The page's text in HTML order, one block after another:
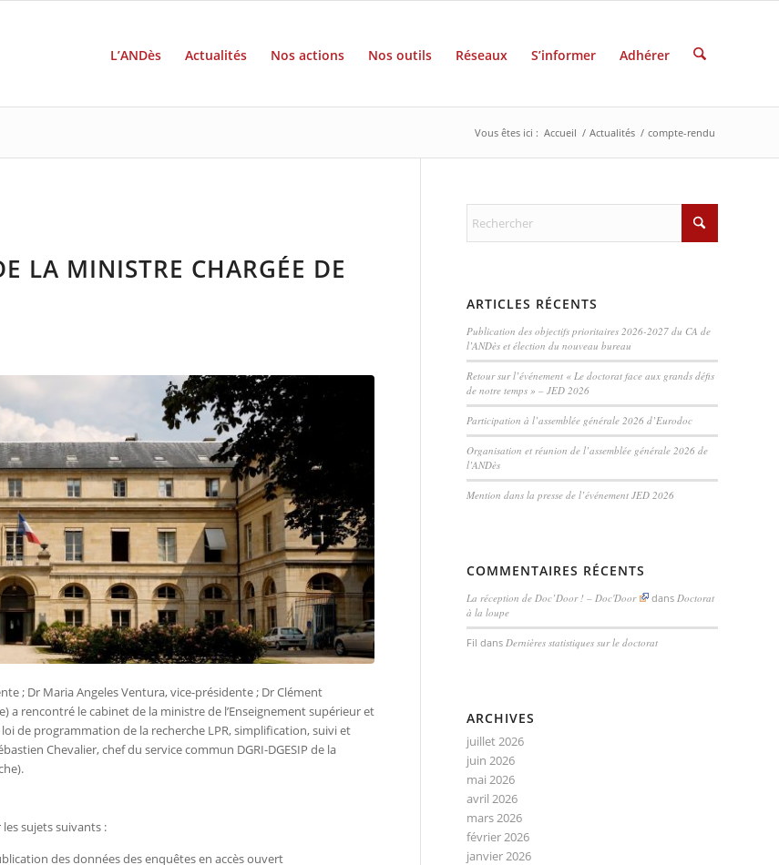
L’ANDès Actualités Nos actions Nos outils Réseaux S’informer Adhérer
Vous êtes ici : Accueil / Actualités / compte-rendu
LA MINISTRE CHARGÉE DE
; Dr Maria Angeles Ventura, vice-présidente ; Dr Clément
rencontré le cabinet de la ministre de l’Enseignement supérieur et
de programmation de la recherche LPR, simplification, suivi et
Chevalier, chef du service commun DGRI-DGESIP de la
les sujets suivants :
des données des enquêtes en accès ouvert
ARTICLES RÉCENTS
Publication des objectifs prioritaires 2026-2027 du CA de
l’ANDès et élection du nouveau bureau
Retour sur l’événement « Le doctorat face aux grands défis
de notre temps » – JED 2026
Participation à l’assemblée générale 2026 d’Eurodoc
Organisation et réunion de l’assemblée générale 2026 de
l’ANDès
Mention dans la presse de l’événement JED 2026
COMMENTAIRES RÉCENTS
La réception de Doc’Door ! – Doc'Door dans Doctorat
à la loupe
Fil dansDernières statistiques sur le doctorat
ARCHIVES
juillet 2026
juin 2026
mai 2026
avril 2026
mars 2026
février 2026
janvier 2026